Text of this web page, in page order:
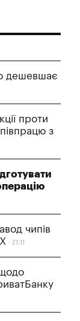
дешевшає
проти
з
чипів
21:11